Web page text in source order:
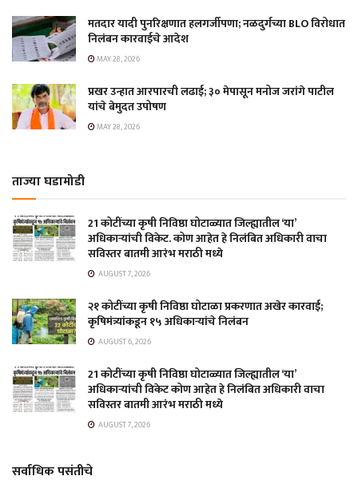
मतदार यादी पुनरिक्षणात हलगर्जीपणा; नळदुर्गच्या BLO विरोधात
निलंबन कारवाईचे आदेश
MAY 28, 2026
प्रखर उन्हात आरपारची लढाई; ३० मेपासून मनोज जरांगे पाटील
यांचे बेमुदत उपोषण
MAY 28, 2026
ताज्या घडामोडी
21 कोटींच्या कृषी निविष्ठा घोटाळ्यात जिल्ह्यातील ‘या’
अधिकाऱ्यांची विकेट. कोण आहेत हे निलंबित अधिकारी वाचा
सविस्तर बातमी आरंभ मराठी मध्ये
AUGUST 7, 2026
२१ कोटींच्या कृषी निविष्ठा घोटाळा प्रकरणात अखेर कारवाई;
कृषिमंत्र्यांकडून १५ अधिकाऱ्यांचे निलंबन
AUGUST 6, 2026
21 कोटींच्या कृषी निविष्ठा घोटाळ्यात जिल्ह्यातील ‘या’
अधिकाऱ्यांची विकेट कोण आहेत हे निलंबित अधिकारी वाचा
सविस्तर बातमी आरंभ मराठी मध्ये
AUGUST 7, 2026
सर्वाधिक पसंतीचे